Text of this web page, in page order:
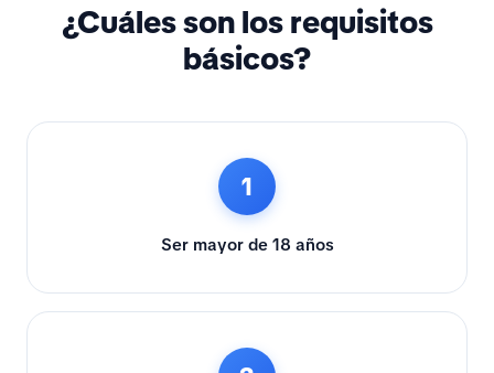
¿Cuáles son los requisitos
básicos?
1
Ser mayor de 18 años